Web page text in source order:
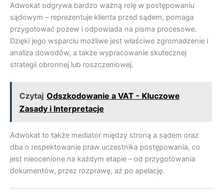
Adwokat odgrywa bardzo ważną rolę w postępowaniu
sądowym – reprezentuje klienta przed sądem, pomaga
przygotować pozew i odpowiada na pisma procesowe.
Dzięki jego wsparciu możliwe jest właściwe zgromadzenie i
analiza dowodów, a także wypracowanie skutecznej
strategii obronnej lub roszczeniowej.
Czytaj Odszkodowanie a VAT - Kluczowe
Zasady i Interpretacje
Adwokat to także mediator między stroną a sądem oraz
dba o respektowanie praw uczestnika postępowania, co
jest nieocenione na każdym etapie – od przygotowania
dokumentów, przez rozprawę, aż po apelację.